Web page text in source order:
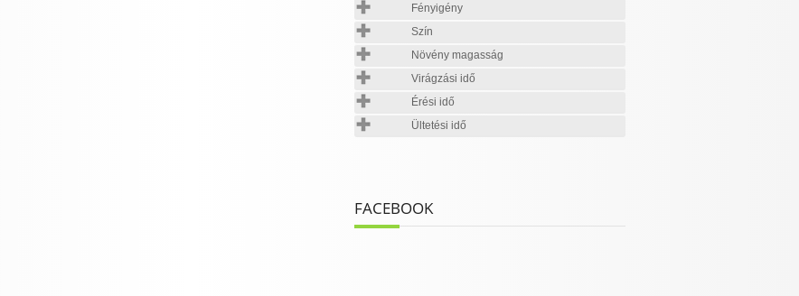
Fényigény
Szín
Növény magasság
Virágzási idő
Érési idő
Ültetési idő
FACEBOOK